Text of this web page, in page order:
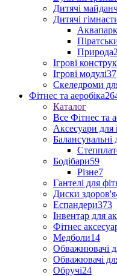
Дитячі
Дитячі
Аквапарк
Природа
Ігрові
Ігрові модулі37
Скеледроми
Фітнес та аеробіка
Каталог
Все Фітнес та
Аксесуари для
Бодібари59
Різне7
Гантелі для
Диски здоров'я
Еспандери373
Інвентар для
Фітнес
Медболи14
Обважнювачі
Обважювачі
Обручі24